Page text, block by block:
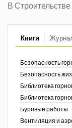
В Строительстве
Книги
Безопасность
Безопасность
Библиотека
Библиотека
Буровые работы
Вентиляция и